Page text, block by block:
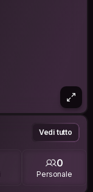
Vedi tutto
0
Personale